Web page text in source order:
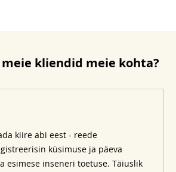
kliendid meie kohta?
kiire abi eest - reede
küsimuse ja päeva
esimese inseneri toetuse. Täiuslik